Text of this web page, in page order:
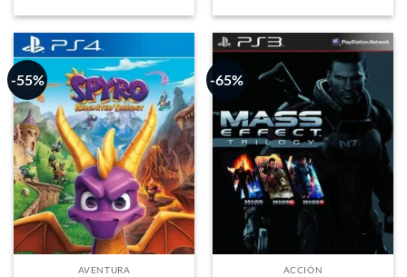
-55%
AVENTURA
-65%
ACCIÓN